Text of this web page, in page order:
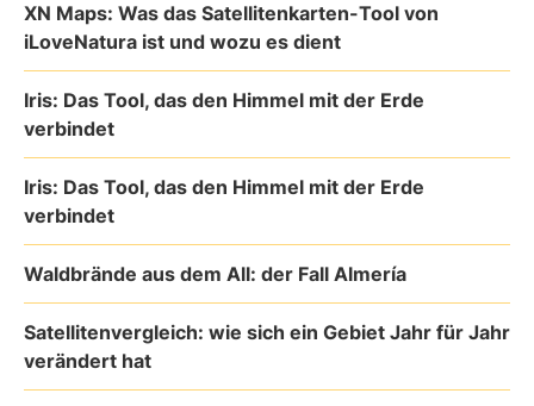
XN Maps: Was das Satellitenkarten-Tool von
iLoveNatura ist und wozu es dient
Iris: Das Tool, das den Himmel mit der Erde
verbindet
Iris: Das Tool, das den Himmel mit der Erde
verbindet
Waldbrände aus dem All: der Fall Almería
Satellitenvergleich: wie sich ein Gebiet Jahr für Jahr
verändert hat